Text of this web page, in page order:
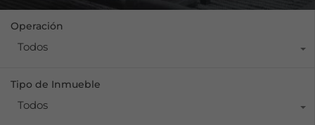
Operación
Todos
Tipo de Inmueble
Todos